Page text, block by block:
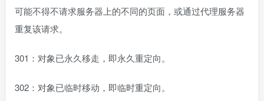
可能不得不请求服务器上的不同的页面，或通过代理服务器
重复该请求。
301：对象已永久移走，即永久重定向。
302：对象已临时移动，即临时重定向。